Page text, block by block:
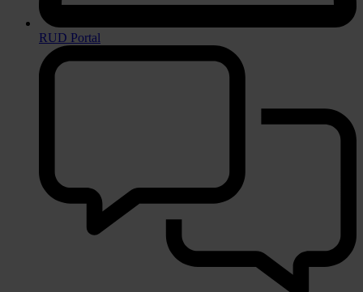
RUD Portal